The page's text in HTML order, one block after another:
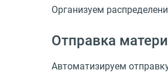
Организуем
Отправка
Автоматизируем